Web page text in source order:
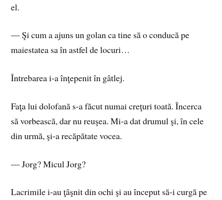
el.
— Şi cum a ajuns un golan ca tine să o conducă pe
maies­tatea sa în astfel de locuri…
Întrebarea i-a înţepenit în gâtlej.
Faţa lui dolofană s-a făcut numai creţuri toată. Încerca
să vorbească, dar nu reuşea. Mi-a dat drumul şi, în cele
din urmă, şi-a recăpătate vocea.
— Jorg? Micul Jorg?
Lacrimile i-au ţâşnit din ochi şi au început să‑i curgă pe